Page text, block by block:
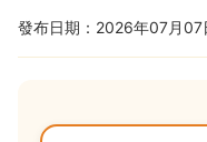
發布日期：2026年07月07